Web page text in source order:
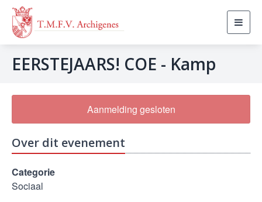
EERSTEJAARS! COE - Kamp
Aanmelding gesloten
Over dit evenement
Categorie
Sociaal